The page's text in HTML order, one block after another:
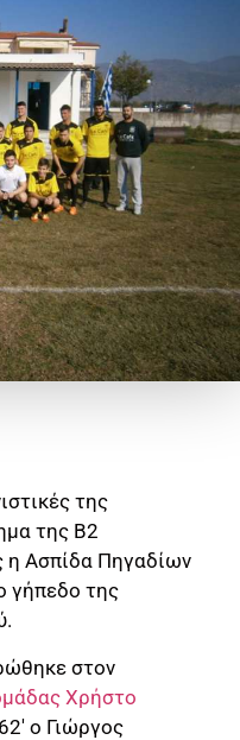
της
της Β2
η Ασπίδα Πηγαδίων
γήπεδο της
στον
Χρήστο
ο Γιώργος